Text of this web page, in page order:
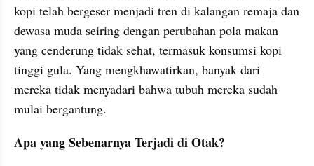
kopi telah bergeser menjadi tren di kalangan remaja dan
dewasa muda seiring dengan perubahan pola makan
yang cenderung tidak sehat, termasuk konsumsi kopi
tinggi gula. Yang mengkhawatirkan, banyak dari
mereka tidak menyadari bahwa tubuh mereka sudah
mulai bergantung.
Apa yang Sebenarnya Terjadi di Otak?